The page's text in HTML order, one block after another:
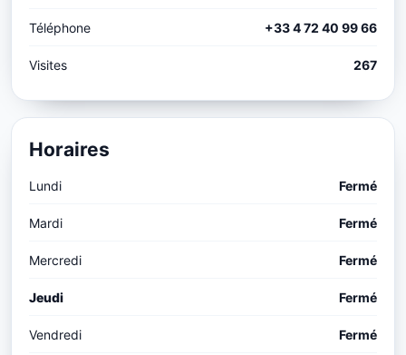
Téléphone +33 4 72 40 99 66
Visites 267
Horaires
Lundi Fermé
Mardi Fermé
Mercredi Fermé
Jeudi Fermé
Vendredi Fermé